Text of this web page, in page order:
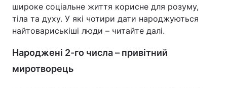
широке соціальне життя корисне для розуму,
тіла та духу. У які чотири дати народжуються
найтовариськіші люди – читайте далі.
Народжені 2-го числа – привітний
миротворець